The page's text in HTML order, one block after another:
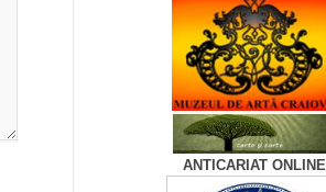
ANTICARIAT ONLINE